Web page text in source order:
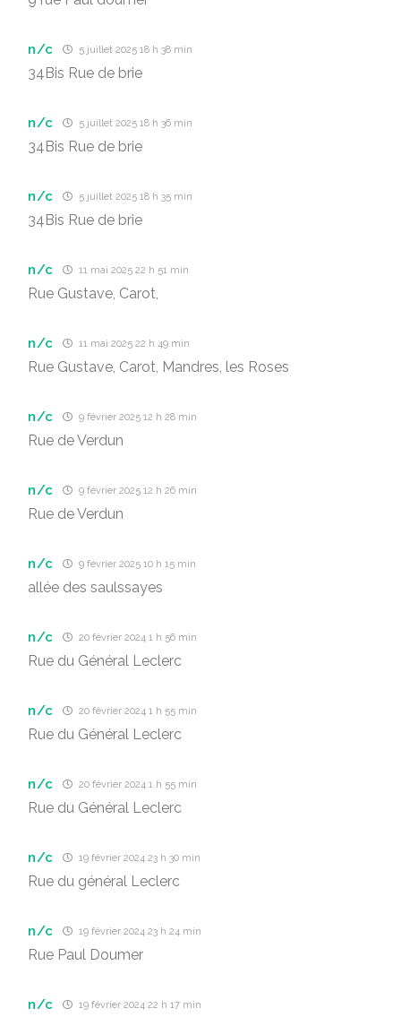
n/c 5 juillet 2025 18 h 38 min
34Bis Rue de brie
n/c 5 juillet 2025 18 h 36 min
34Bis Rue de brie
n/c 5 juillet 2025 18 h 35 min
34Bis Rue de brie
n/c 11 mai 2025 22 h 51 min
Rue Gustave, Carot,
n/c 11 mai 2025 22 h 49 min
Rue Gustave, Carot, Mandres, les Roses
n/c 9 février 2025 12 h 28 min
Rue de Verdun
n/c 9 février 2025 12 h 26 min
Rue de Verdun
n/c 9 février 2025 10 h 15 min
allée des saulssayes
n/c 20 février 2024 1 h 56 min
Rue du Général Leclerc
n/c 20 février 2024 1 h 55 min
Rue du Général Leclerc
n/c 20 février 2024 1 h 55 min
Rue du Général Leclerc
n/c 19 février 2024 23 h 30 min
Rue du général Leclerc
n/c 19 février 2024 23 h 24 min
Rue Paul Doumer
n/c 19 février 2024 22 h 17 min